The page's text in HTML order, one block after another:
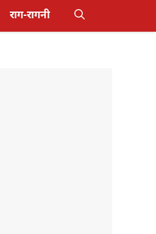
राग-रागनी